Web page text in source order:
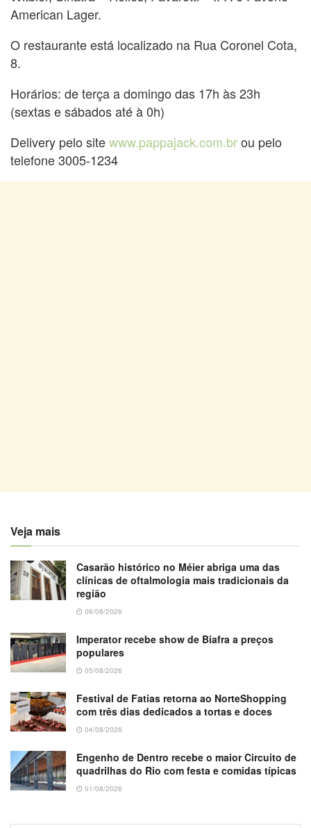
American Lager.
O restaurante está localizado na Rua Coronel Cota,
8.
Horários: de terça a domingo das 17h às 23h
(sextas e sábados até à 0h)
Delivery pelo sitewww.pappajack.com.brou pelo
telefone 3005-1234
Veja mais
Casarão histórico no Méier abriga uma das
clínicas de oftalmologia mais tradicionais da
região
06/08/2026
Imperator recebe show de Biafra a preços
populares
05/08/2026
Festival de Fatias retorna ao NorteShopping
com três dias dedicados a tortas e doces
04/08/2026
Engenho de Dentro recebe o maior Circuito de
quadrilhas do Rio com festa e comidas típicas
01/08/2026